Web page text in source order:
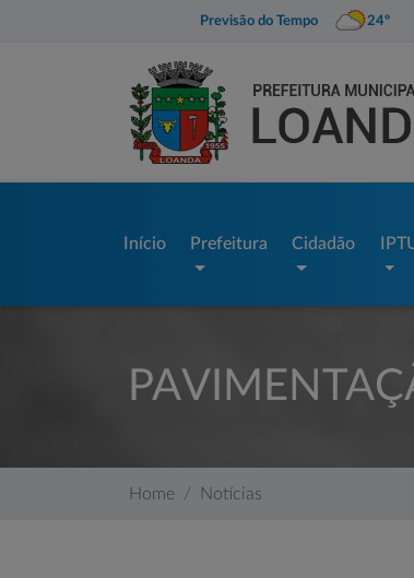
Previsão do Tempo 24º
Início Prefeitura Cidadão
Home Notícias